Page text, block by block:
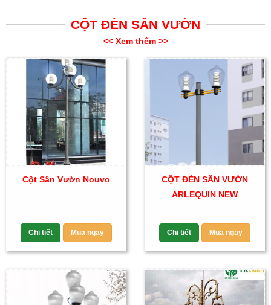
CỘT ĐÈN SÂN VƯỜN
<< Xem thêm >>
Cột Sân Vườn Nouvo
Chi tiết Mua ngay
CỘT ĐÈN SÂN VƯỜN
ARLEQUIN NEW
Chi tiết Mua ngay